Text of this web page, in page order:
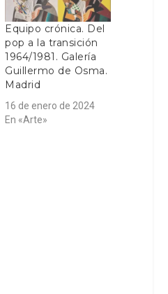
Equipo crónica. Del
pop a la transición
1964/1981. Galería
Guillermo de Osma.
Madrid
16 de enero de 2024
En «Arte»